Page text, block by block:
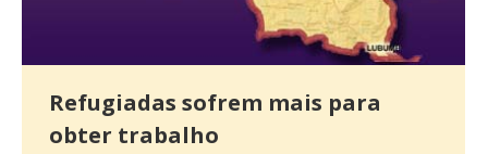
Refugiadas sofrem mais para
obter trabalho